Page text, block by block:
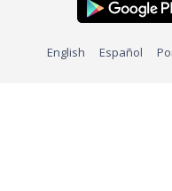
English Español